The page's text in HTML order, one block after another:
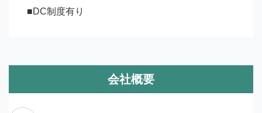
■DC制度有り
会社概要